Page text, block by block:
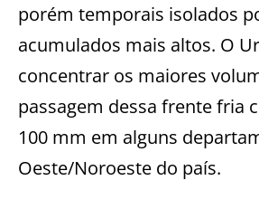
porém temporais isolados
acumulados mais altos. O
concentrar os maiores
passagem dessa frente fria
100 mm em alguns
Oeste/Noroeste do país.